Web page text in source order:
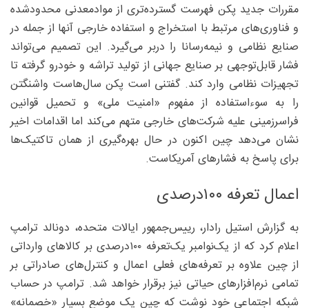
مقررات جدید پکن فهرست گسترده‌تری از موادمعدنی محدودشده
و فناوری‌های مرتبط با استخراج و استفاده خارجی آنها از جمله در
صنایع نظامی و نیمه‌رسانا را دربر می‌گیرد. این تصمیم می‌تواند
فشار قابل‌توجهی بر صنایع جهانی از تولید تراشه و خودرو گرفته تا
تجهیزات نظامی وارد کند. گفتنی است پکن سال‌هاست واشنگتن
را به سوءاستفاده از مفهوم «امنیت ملی» و تحمیل قوانین
فراسرزمینی علیه شرکت‌های خارجی متهم می‌کند اما اقدامات اخیر
نشان می‌دهد چین اکنون در حال بهره‌گیری از همان تاکتیک‌ها
برای پاسخ به فشارهای آمریکاست.
اعمال تعرفه ۱۰۰درصدی
به گزارش استیل رادار، رییس‌جمهور ایالات متحده، دونالد ترامپ
اعلام کرد که از یک‌نوامبر یک‌تعرفه ۱۰۰‌درصدی بر کالاهای وارداتی
از چین علاوه بر تعرفه‌های فعلی اعمال و کنترل‌های صادراتی بر
تمامی نرم‌افزارهای حیاتی نیز برقرار خواهد شد. ترامپ در حساب
شبکه اجتماعی خود نوشت که چین یک موضع بسیار «خصمانه»